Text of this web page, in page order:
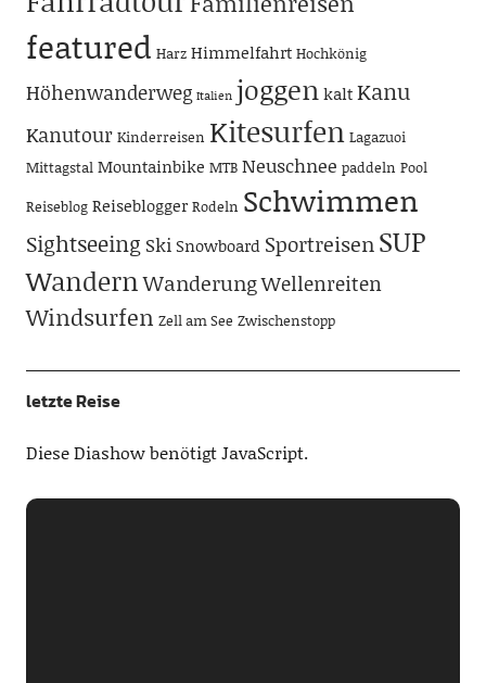
featured Harz Himmelfahrt Hochkönig
Höhenwanderweg Italien joggenkaltKanu
Kanutour Kinderreisen Kitesurfen Lagazuoi
Mittagstal Mountainbike MTB Neuschnee paddeln Pool
Reiseblog Reiseblogger Rodeln Schwimmen
Sightseeing SkiSnowboard SportreisenSUP
WandernWanderungWellenreiten
Windsurfen Zell am See Zwischenstopp
letzte Reise
Diese Diashow benötigt JavaScript.